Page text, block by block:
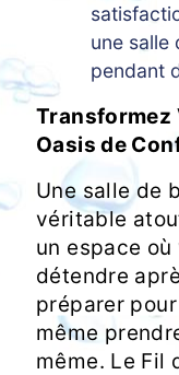
une salle
pendant
Transformez
Oasis de
Une salle de
véritable
un espace
détendre
préparer
même
même. Le Fil